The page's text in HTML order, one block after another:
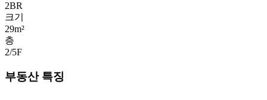
2BR
크기
29m²
층
2/5F
부동산 특징